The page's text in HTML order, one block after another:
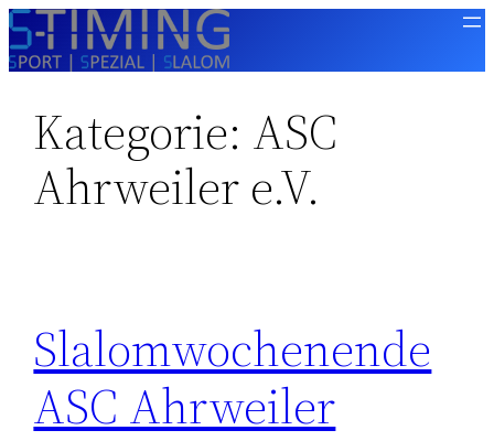
Zum
Inhalt
Kategorie: ASC
Ahrweiler e.V.
Slalomwochenende
ASC Ahrweiler